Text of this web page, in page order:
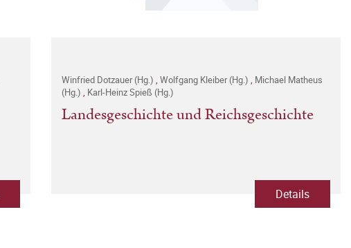
Winfried Dotzauer (Hg.) Wolfgang Kleiber (Hg.)
Michael Matheus
(Hg.)
Karl-Heinz Spieß (Hg.)
Landesgeschichte und Reichsgeschichte
Details